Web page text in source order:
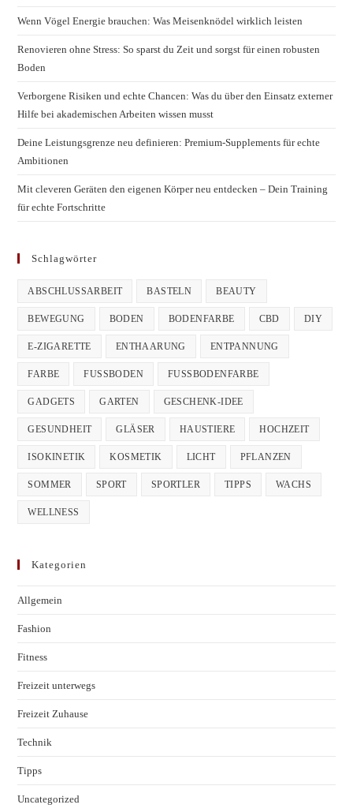
Wenn Vögel Energie brauchen: Was Meisenknödel wirklich leisten
Renovieren ohne Stress: So sparst du Zeit und sorgst für einen robusten
Boden
Verborgene Risiken und echte Chancen: Was du über den Einsatz externer
Hilfe bei akademischen Arbeiten wissen musst
Deine Leistungsgrenze neu definieren: Premium-Supplements für echte
Ambitionen
Mit cleveren Geräten den eigenen Körper neu entdecken – Dein Training
für echte Fortschritte
Schlagwörter
ABSCHLUSSARBEIT BASTELN BEAUTY
BEWEGUNG BODEN BODENFARBE CBD DIY
E-ZIGARETTE ENTHAARUNG ENTPANNUNG
FARBE FUSSBODEN FUSSBODENFARBE
GADGETS GARTEN GESCHENK-IDEE
GESUNDHEIT GLÄSER HAUSTIERE HOCHZEIT
ISOKINETIK KOSMETIK LICHT PFLANZEN
SOMMER SPORT SPORTLER TIPPS WACHS
WELLNESS
Kategorien
Allgemein
Fashion
Fitness
Freizeit unterwegs
Freizeit Zuhause
Technik
Tipps
Uncategorized